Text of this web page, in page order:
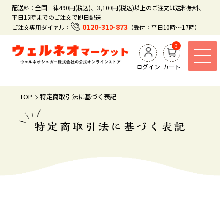
配送料：全国一律490円(税込)、3,100円(税込)以上のご注文は送料無料、
平日15時までのご注文で即日配送
ご注文専用ダイヤル：
0120-310-873（受付：平日10時～17時）
ログイン カート
0
TOP 特定商取引法に基づく表記